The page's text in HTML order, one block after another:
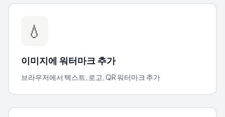
💧
이미지에 워터마크 추가
브라우저에서 텍스트, 로고, QR 워터마크 추가